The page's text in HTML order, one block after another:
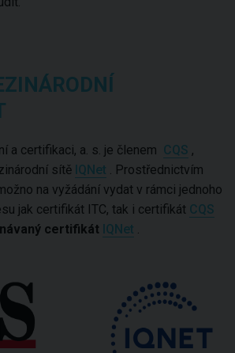
a certifikaci, a. s. je členem CQS ,
sítě IQNet . Prostřednictvím
na vyžádání vydat v rámci jednoho
jak certifikát ITC, tak i certifikát CQS
certifikát IQNet .